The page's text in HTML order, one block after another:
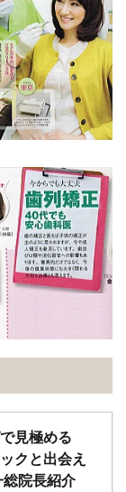
見極める
クと出会え
院長紹介